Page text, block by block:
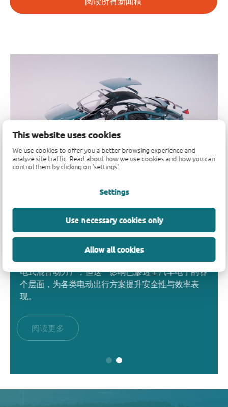
This website uses cookies
We use cookies to offer you a better browsing experience and
analyze site traffic. Read about how we use cookies and how you can
control them by clicking on 'settings'.
Settings
Use necessary cookies only
Allow all cookies
赋能新一代 AI
借助 Nexperia 的先进电源解决方案，为您的基础设
施注入强大动力。从三相电源 (PSU) 和 48V 热插
拔，到 AI 加速器、电池备份和网络设备，我们的高
效组件助您打造温度更低、运行更可靠的数据中心。
立即在线探索我们完整的应用解决方案组合。
阅读更多
加速汽车电气化
电气化浪潮持续重塑我们使用和与汽车交互的方式。
尽管最显著的变革体现在动力传动系统（纯电动或插
电式混合动力），但这一影响已渗透至汽车电子的各
个层面，为各类电动出行方案提升安全性与效率表
现。
阅读更多